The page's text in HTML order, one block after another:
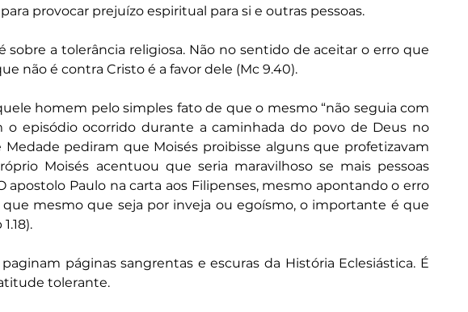
provocar prejuízo espiritual para si e outras pessoas.
sobre a tolerância religiosa. Não no sentido de aceitar o erro que
não é contra Cristo é a favor dele (Mc 9.40).
homem pelo simples fato de que o mesmo “não seguia com
o episódio ocorrido durante a caminhada do povo de Deus no
pediram que Moisés proibisse alguns que profetizavam
Moisés acentuou que seria maravilhoso se mais pessoas
apostolo Paulo na carta aos Filipenses, mesmo apontando o erro
mesmo que seja por inveja ou egoísmo, o importante é que
páginas sangrentas e escuras da História Eclesiástica. É
tolerante.